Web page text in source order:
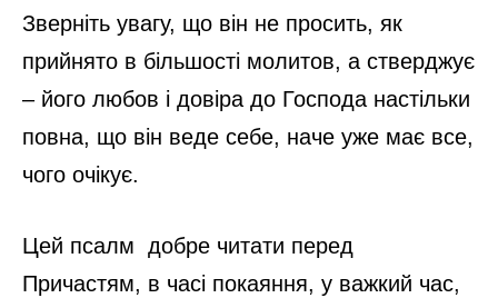
Зверніть увагу, що він не просить, як
прийнято в більшості молитов, а стверджує
– його любов і довіра до Господа настільки
повна, що він веде себе, наче уже має все,
чого очікує.
Цей псалм добре читати перед
Причастям, в часі покаяння, у важкий час,